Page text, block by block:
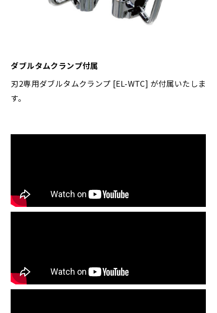
ダブルタムクランプ付属
刃2専用ダブルタムクランプ [EL-WTC] が付属いたしま
す。